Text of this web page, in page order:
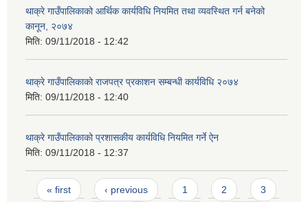
थाक्रे गाउँपालिकाको आर्थिक कार्यविधि नियमित तथा व्यवस्थित गर्न बनेको
कानून, २०७४
मिति: 09/11/2018 - 12:42
थाक्रे गाउँपालिकाको राजपत्र प्रकाशन सम्बन्धी कार्यविधि २०७४
मिति: 09/11/2018 - 12:40
थाक्रे गाउँपालिकाको प्रशासकीय कार्यविधि नियमित गर्ने ऐन
मिति: 09/11/2018 - 12:37
Pages
« first ‹ previous 1 2 3